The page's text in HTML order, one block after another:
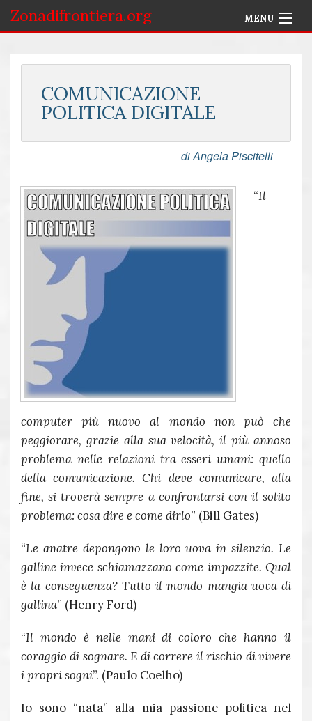
Zonadifrontiera.org MENU
Accedi
COMUNICAZIONE
POLITICA DIGITALE
di Angela Piscitelli
“Il
computer più nuovo al mondo non può che
peggiorare, grazie alla sua velocità, il più annoso
problema nelle relazioni tra esseri umani: quello
della comunicazione. Chi deve comunicare, alla
fine, si troverà sempre a confrontarsi con il solito
problema: cosa dire e come dirlo” (Bill Gates)
“Le anatre depongono le loro uova in silenzio. Le
galline invece schiamazzano come impazzite. Qual
è la conseguenza? Tutto il mondo mangia uova di
gallina” (Henry Ford)
“Il mondo è nelle mani di coloro che hanno il
coraggio di sognare. E di correre il rischio di vivere
i propri sogni”. (Paulo Coelho)
Io sono “nata” alla mia passione politica nel